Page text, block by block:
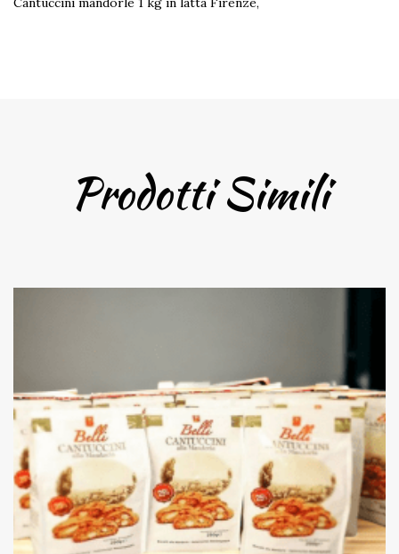
Prodotti Simili